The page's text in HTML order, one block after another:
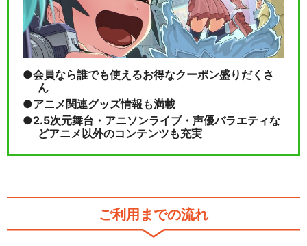
会員なら誰でも使えるお得なクーポン盛りだくさ
ん
アニメ関連グッズ情報も満載
2.5次元舞台・アニソンライブ・声優バラエティな
どアニメ以外のコンテンツも充実
ご利用までの流れ